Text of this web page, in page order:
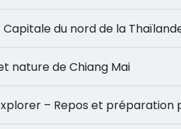
– Capitale du nord de la
et nature de Chiang Mai
d’explorer – Repos et